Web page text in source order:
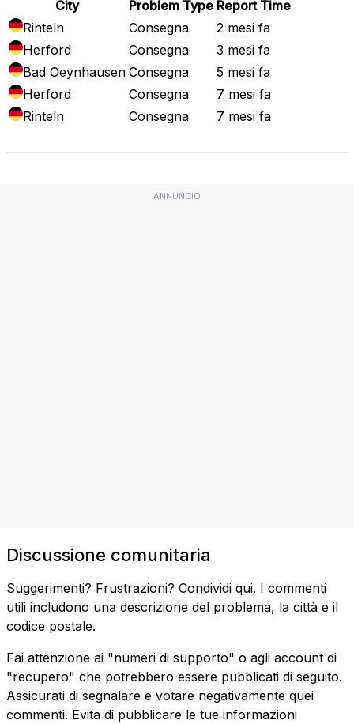
City Problem Type Report Time
Rinteln
Consegna
2 mesi fa
Herford
Consegna
3 mesi fa
Bad Oeynhausen Consegna
5 mesi fa
Herford
Consegna
7 mesi fa
Rinteln
Consegna 7 mesi fa
ANNUNCIO
Discussione comunitaria
Suggerimenti? Frustrazioni? Condividi qui. I commenti
utili includono una descrizione del problema, la città e il
codice postale.
Fai attenzione ai "numeri di supporto" o agli account di
"recupero" che potrebbero essere pubblicati di seguito.
Assicurati di segnalare e votare negativamente quei
commenti. Evita di pubblicare le tue informazioni